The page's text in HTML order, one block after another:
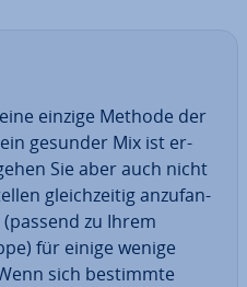
einzige Methode der
gesunder Mix ist er­
Sie aber auch nicht
gleich­zei­tig an­zu­fan­
zu Ihrem
für einige wenige
sich bestimmte